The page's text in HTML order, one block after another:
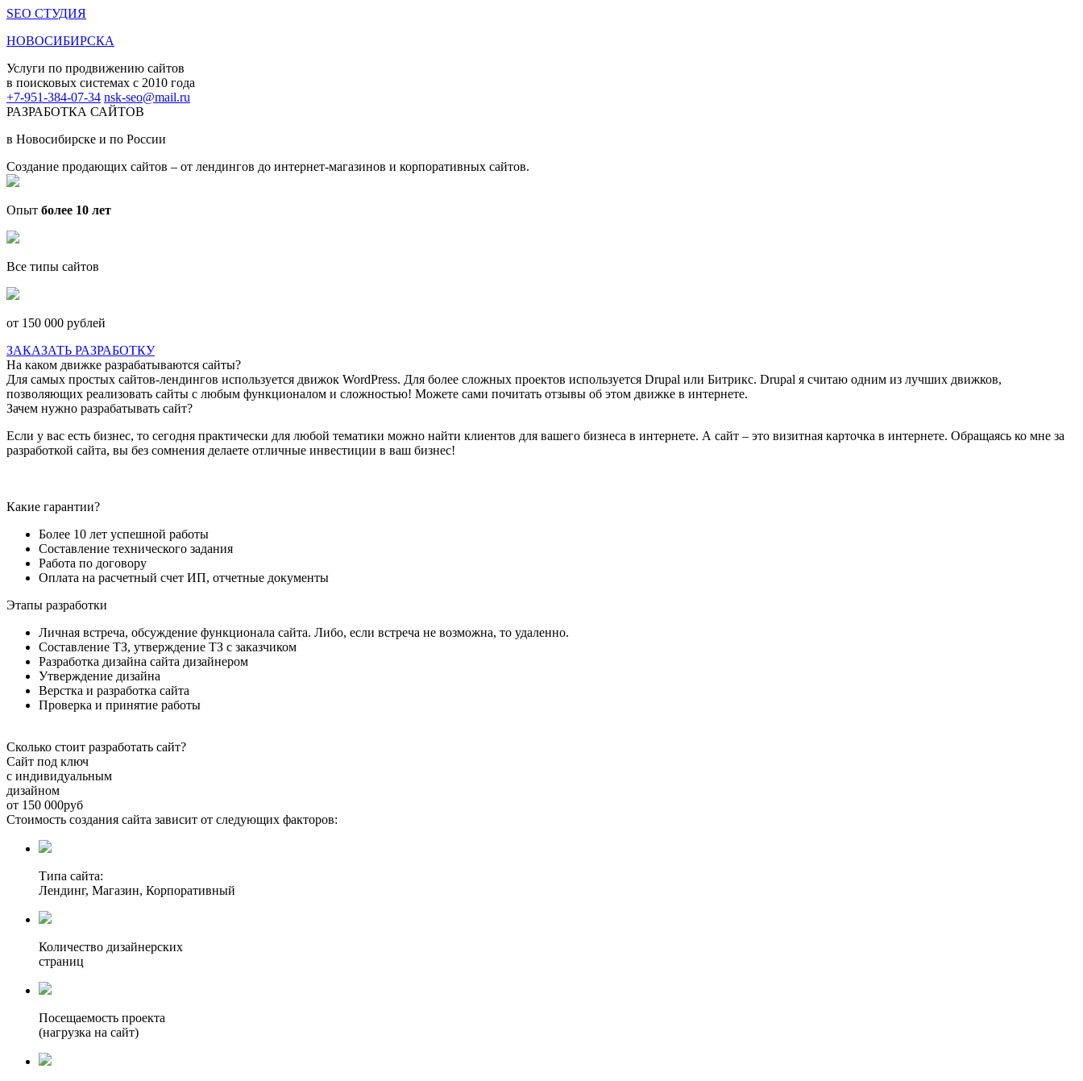
SEO СТУДИЯ
НОВОСИБИРСКА
Услуги по продвижению сайтов
в поисковых системах c 2010 года
+7-951-384-07-34 nsk-seo@mail.ru
РАЗРАБОТКА САЙТОВ
в Новосибирске и по России
Создание продающих сайтов – от лендингов до интернет-магазинов и корпоративных сайтов.
Опыт более 10 лет
Все типы сайтов
от 150 000 рублей
ЗАКАЗАТЬ РАЗРАБОТКУ
На каком движке разрабатываются сайты?
Для самых простых сайтов-лендингов используется движок WordPress. Для более сложных проектов используется Drupal или Битрикс. Drupal я считаю одним из лучших движков,
позволяющих реализовать сайты с любым функционалом и сложностью! Можете сами почитать отзывы об этом движке в интернете.
Зачем нужно разрабатывать сайт?
Если у вас есть бизнес, то сегодня практически для любой тематики можно найти клиентов для вашего бизнеса в интернете. А сайт – это визитная карточка в интернете. Обращаясь ко мне за
разработкой сайта, вы без сомнения делаете отличные инвестиции в ваш бизнес!
Какие гарантии?
Более 10 лет успешной работы
Составление технического задания
Работа по договору
Оплата на расчетный счет ИП, отчетные документы
Этапы разработки
Личная встреча, обсуждение функционала сайта. Либо, если встреча не возможна, то удаленно.
Составление ТЗ, утверждение ТЗ с заказчиком
Разработка дизайна сайта дизайнером
Утверждение дизайна
Верстка и разработка сайта
Проверка и принятие работы
Cколько стоит разработать сайт?
Сайт под ключ
с индивидуальным
дизайном
от 150 000руб
Стоимость создания сайта зависит от следующих факторов:
Типа сайта:
Лендинг, Магазин, Корпоративный
Количество дизайнерских
страниц
Посещаемость проекта
(нагрузка на сайт)